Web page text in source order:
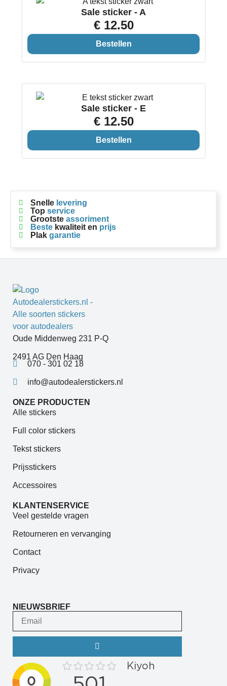
Sale sticker - A
€ 12.50
Bestellen
Sale sticker - E
€ 12.50
Bestellen
Snelle levering
Top service
Grootste assoriment
Bestekwaliteit en prijs
Plak garantie
Oude Middenweg 231 P-Q
2491 AG Den Haag
070 - 301 02 18
info@autodealerstickers.nl
ONZE PRODUCTEN
Alle stickers
Full color stickers
Tekst stickers
Prijsstickers
Accessoires
KLANTENSERVICE
Veel gestelde vragen
Retourneren en vervanging
Contact
Privacy
NIEUWSBRIEF